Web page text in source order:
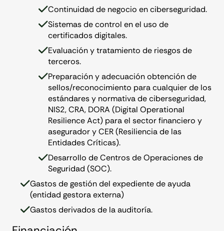
Continuidad de negocio en ciberseguridad.
Sistemas de control en el uso de
certificados digitales.
Evaluación y tratamiento de riesgos de
terceros.
Preparación y adecuación obtención de
sellos/reconocimiento para cualquier de los
estándares y normativa de ciberseguridad,
NIS2, CRA, DORA (Digital Operational
Resilience Act) para el sector financiero y
asegurador y CER (Resiliencia de las
Entidades Críticas).
Desarrollo de Centros de Operaciones de
Seguridad (SOC).
Gastos de gestión del expediente de ayuda
(entidad gestora externa)
Gastos derivados de la auditoría.